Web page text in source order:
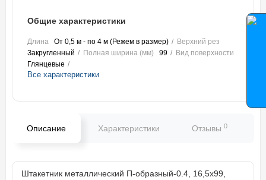
Общие характеристики
Длина От 0,5 м - по 4 м (Режем в размер)
Верхний рез
Закругленный
Полная ширина (мм) 99
Вид поверхности
Глянцевые
Все характеристики
Описание Характеристики Отзывы 0
Штакетник металлический П-образный-0.4, 16,5х99,